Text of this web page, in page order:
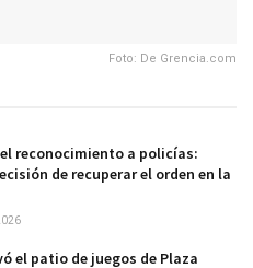
Foto: De Grencia.com
reconocimiento a policías:
de recuperar el orden en la
el patio de juegos de Plaza